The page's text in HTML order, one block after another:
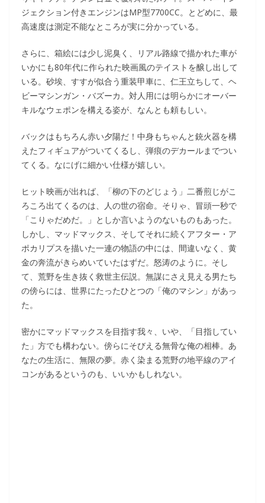
ジェクション付きエンジンはMP型7700CC。とどめに、最
高速度は測定不能なところが実に分かっている。
さらに、箱絵には少し泥臭く、リアル路線で描かれた車が
いかにも80年代に作られた映画風のテイストを醸し出して
いる。砂埃、すすが似合う重装甲車に、仁王立ちして、ヘ
ビーマシンガン・バズーカ。対人用には明らかにオーバー
キルなウェポンを構える姿が、なんとも頼もしい。
バックはもちろん赤い夕陽だ！中身もちゃんと銃火器を構
えたフィギュアがついてくるし、弾痕のデカールまでつい
てくる。なにげに細かい仕様が嬉しい。
ヒット映画が出れば、「柳の下のどじょう」二番煎じがこ
ろころ出てくるのは、人の世の宿命。そりゃ、冒頭一秒で
「こりゃだめだ。」としか言いようのないものもあった。
しかし、マッドマックス、そしてそれに続くアフター・ア
ポカリプスを描いた一連の物語の中には、間違いなく、黄
金の奔流がきらめいていたはずだ。怒涛のように。そし
て、荒野を生き抜く救世主伝説。無謀にさえ見える男たち
の傍らには、世界にたったひとつの「俺のマシン」があっ
た。
密かにマッドマックスを目指す我々、いや、「目指してい
た」方でも構わない。傍らにそびえる無骨な俺の相棒。あ
なたの生活に、無限の夢。赤く染まる荒野の地平線のアイ
コンがあるというのも、いいかもしれない。